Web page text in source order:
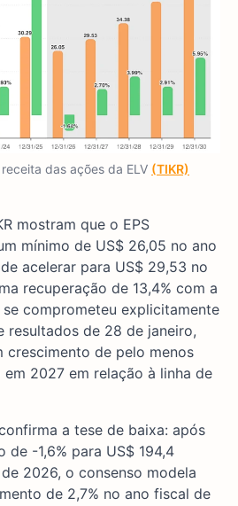
das ações da ELV (TIKR)
mostram que o EPS
mínimo de US$ 26,05 no ano
acelerar para US$ 29,53 no
recuperação de 13,4% com a
comprometeu explicitamente
resultados de 28 de janeiro,
crescimento de pelo menos
em 2027 em relação à linha de
a tese de baixa: após
-1,6% para US$ 194,4
2026, o consenso modela
de 2,7% no ano fiscal de